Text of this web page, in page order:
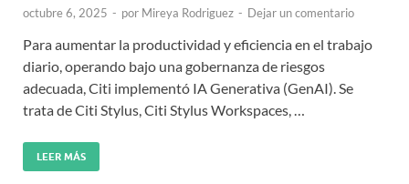
octubre 6, 2025 - por Mireya Rodriguez - Dejar un comentario
Para aumentar la productividad y eficiencia en el trabajo
diario, operando bajo una gobernanza de riesgos
adecuada, Citi implementó IA Generativa (GenAI). Se
trata de Citi Stylus, Citi Stylus Workspaces, …
LEER MÁS